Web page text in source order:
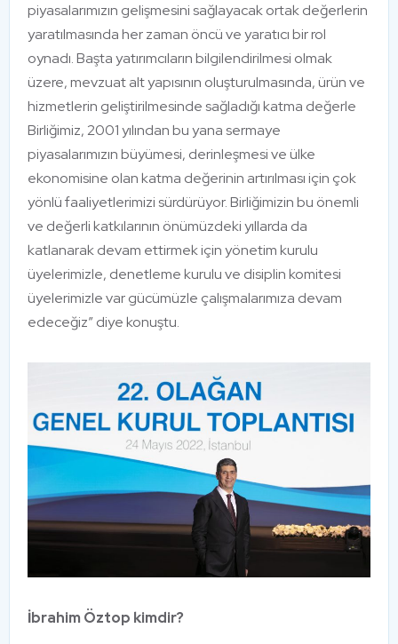
piyasalarımızın gelişmesini sağlayacak ortak değerlerin
yaratılmasında her zaman öncü ve yaratıcı bir rol
oynadı. Başta yatırımcıların bilgilendirilmesi olmak
üzere, mevzuat alt yapısının oluşturulmasında, ürün ve
hizmetlerin geliştirilmesinde sağladığı katma değerle
Birliğimiz, 2001 yılından bu yana sermaye
piyasalarımızın büyümesi, derinleşmesi ve ülke
ekonomisine olan katma değerinin artırılması için çok
yönlü faaliyetlerimizi sürdürüyor. Birliğimizin bu önemli
ve değerli katkılarının önümüzdeki yıllarda da
katlanarak devam ettirmek için yönetim kurulu
üyelerimizle, denetleme kurulu ve disiplin komitesi
üyelerimizle var gücümüzle çalışmalarımıza devam
edeceğiz” diye konuştu.
İbrahim Öztop kimdir?